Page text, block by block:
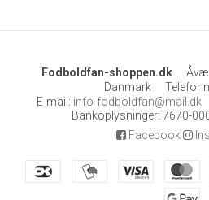
Fodboldfan-shoppen.dk
Danmark
E-mail: info-fodboldfan@mail.dk
Bankoplysninger: 7670-
Facebook